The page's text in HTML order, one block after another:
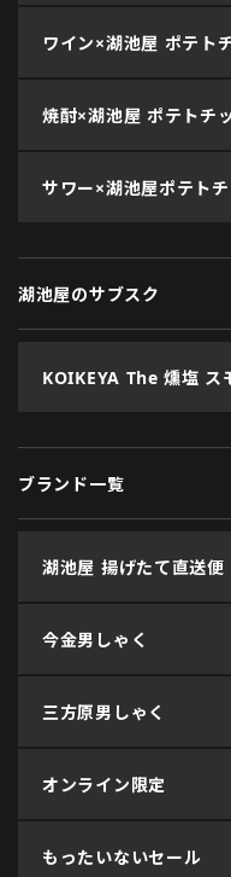
ワイン×湖池屋 ポテト
焼酎×湖池屋 ポテトチ
サワー×湖池屋ポテト
湖池屋のサブスク
KOIKEYA The 燻塩 ス
ブランド一覧
湖池屋 揚げたて直送便
今金男しゃく
三方原男しゃく
オンライン限定
もったいないセール